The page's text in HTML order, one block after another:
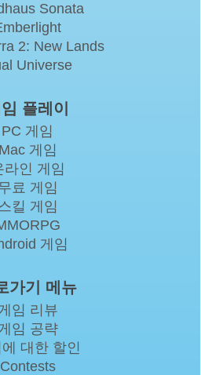
Sonata
2: New Lands
Universe
플레이
PC 게임
Mac 게임
라인 게임
료 게임
킬 게임
게임
가기 메뉴
임 리뷰
임 공략
대한 할인
Contests